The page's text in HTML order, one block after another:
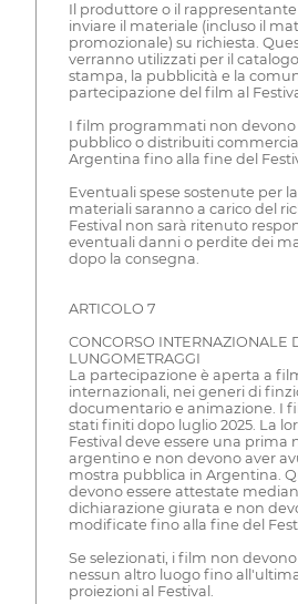
Il produttore o il
inviare il materiale (incluso il
promozionale) su richiesta.
verranno utilizzati per il
stampa, la pubblicità e la
partecipazione del film al
I film programmati non devono
pubblico o distribuiti
Argentina fino alla fine del
Eventuali spese sostenute per
materiali saranno a carico del
Festival non sarà ritenuto
eventuali danni o perdite dei
dopo la consegna.
ARTICOLO 7
CONCORSO INTERNAZIONALE
LUNGOMETRAGGI
La partecipazione è aperta a
internazionali, nei generi di
documentario e animazione. I
stati finiti dopo luglio 2025. La
Festival deve essere una prima
argentino e non devono aver
mostra pubblica in Argentina.
devono essere attestate
dichiarazione giurata e non
modificate fino alla fine del
Se selezionati, i film non devono
nessun altro luogo fino
proiezioni al Festival.